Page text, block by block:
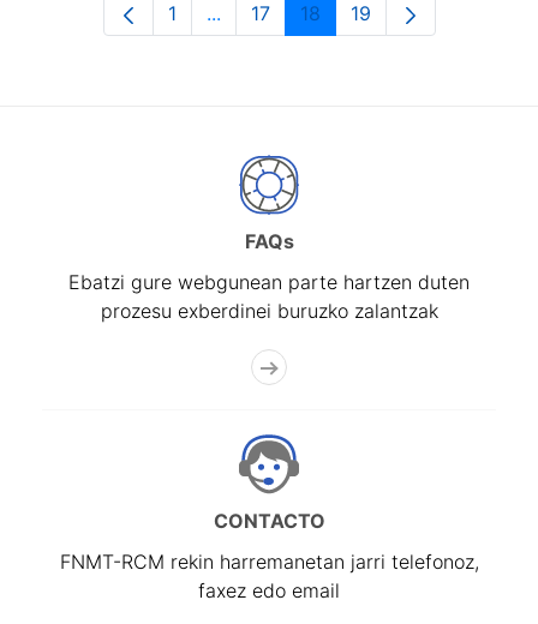
Orrialdea
1 ...Intermediate Pages Use TAB to
Orrialdea
17 Orrialdea
18 Orrialdea
19
FAQs
Ebatzi gure webgunean parte hartzen duten
prozesu exberdinei buruzko zalantzak
CONTACTO
FNMT-RCM rekin harremanetan jarri telefonoz,
faxez edo email